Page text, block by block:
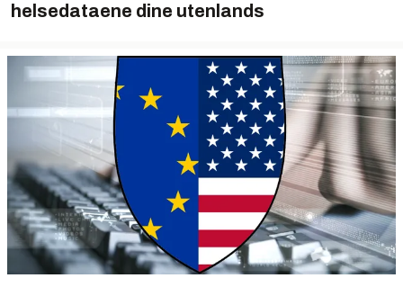
helsedataene dine utenlands